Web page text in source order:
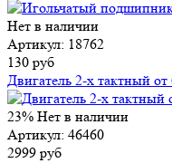
Нет в наличии
Артикул: 18762
130 руб
Двигатель 2-х тактный
23% Нет в наличии
Артикул: 46460
2999 руб